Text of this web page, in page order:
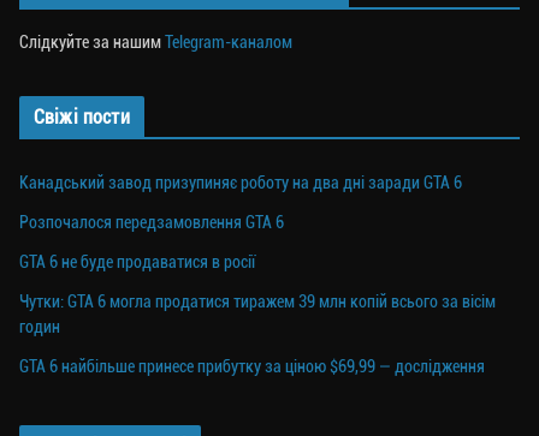
Слідкуйте за нашимTelegram-каналом
Свіжі пости
Канадський завод призупиняє роботу на два дні заради GTA 6
Розпочалося передзамовлення GTA 6
GTA 6 не буде продаватися в росії
Чутки: GTA 6 могла продатися тиражем 39 млн копій всього за вісім
годин
GTA 6 найбільше принесе прибутку за ціною $69,99 — дослідження